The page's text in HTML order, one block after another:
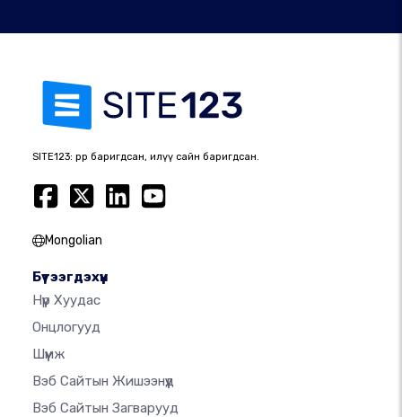
SITE123: өөрөөр баригдсан, илүү сайн баригдсан.
Mongolian
Бүтээгдэхүүн
Нүүр Хуудас
Онцлогууд
Шүүмж
Вэб Сайтын Жишээнүүд
Вэб Сайтын Загварууд